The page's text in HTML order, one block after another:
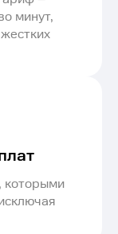
минут,
которыми